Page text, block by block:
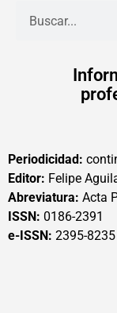
Periodicidad:
Editor: Felipe
Abreviatura: Acta
ISSN: 0186-2391
e-ISSN: 2395-8235